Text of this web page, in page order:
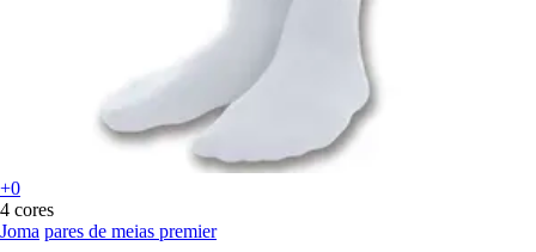
+0
4 cores
Joma pares de meias premier